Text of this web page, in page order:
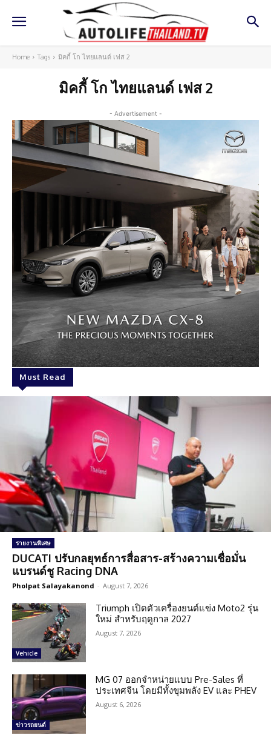
Home Tags มิคกี้ โก ไทยแลนด์ เฟส 2
มิคกี้ โก ไทยแลนด์ เฟส 2
- Advertisement -
Must Read
รายงานพิเศษ
DUCATI ปรับกลยุทธ์การสื่อสาร-สร้างความเชื่อมั่น
แบรนด์ชู Racing DNA
Pholpat Salayakanond - August 7, 2026
Vehicle
Triumph เปิดตัวเครื่องยนต์แข่ง Moto2 รุ่น
ใหม่ สำหรับฤดูกาล 2027
August 7, 2026
ข่าวรถยนต์
MG 07 ออกจำหน่ายแบบ Pre-Sales ที่
ประเทศจีน โดยมีทั้งขุมพลัง EV และ PHEV
August 6, 2026